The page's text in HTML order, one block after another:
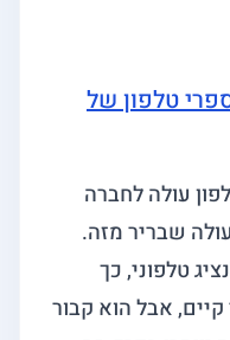
טלפון של
עולה לחברה
שבריר מזה.
טלפוני, כך
אבל הוא קבור